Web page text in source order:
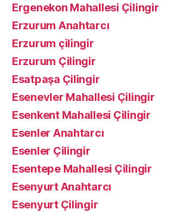
Ergenekon Mahallesi Çilingir
Erzurum Anahtarcı
Erzurum çilingir
Erzurum Çilingir
Esatpaşa Çilingir
Esenevler Mahallesi Çilingir
Esenkent Mahallesi Çilingir
Esenler Anahtarcı
Esenler Çilingir
Esentepe Mahallesi Çilingir
Esenyurt Anahtarcı
Esenyurt Çilingir